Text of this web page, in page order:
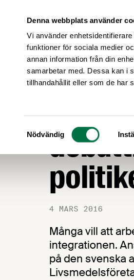
Denna webbplats använder
Vi använder
funktioner för sociala medier
annan information från din
samarbetar med. Dessa kan i
tillhandahållit eller som de har
Samtyckesval
Nödvändig
– till startsidan
4 MARS 2016
Många vill att
integrationen.
på den svenska